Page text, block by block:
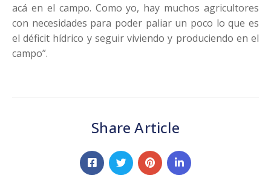
acá en el campo. Como yo, hay muchos agricultores
con necesidades para poder paliar un poco lo que es
el déficit hídrico y seguir viviendo y produciendo en el
campo”.
Share Article